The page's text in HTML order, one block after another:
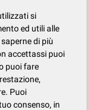
si
ed utili alle
di più
accettassi puoi
puoi fare
Puoi
consenso, in